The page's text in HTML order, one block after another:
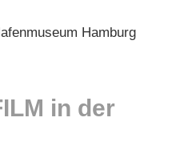
Hamburg
in der